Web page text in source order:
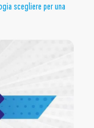
scegliere per una